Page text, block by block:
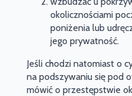
okolicznościami
poniżenia lub
jego prywatność.
Jeśli chodzi natomiast o
na podszywaniu się pod
mówić o przestępstwie